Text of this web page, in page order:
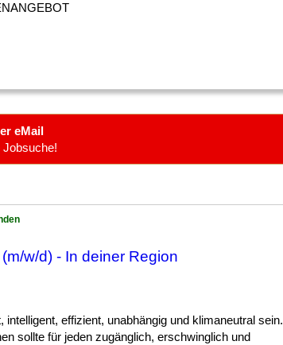
eMail
w/d) - In deiner Region
effizient, unabhängig und klimaneutral sein.
sollte für jeden zugänglich, erschwinglich und